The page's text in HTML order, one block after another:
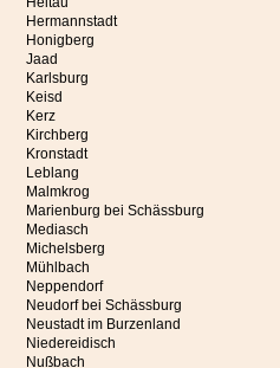
Hermannstadt
Honigberg
Jaad
Karlsburg
Keisd
Kerz
Kirchberg
Kronstadt
Leblang
Malmkrog
Marienburg bei Schässburg
Mediasch
Michelsberg
Mühlbach
Neppendorf
Neudorf bei Schässburg
Neustadt im Burzenland
Niedereidisch
Nußbach